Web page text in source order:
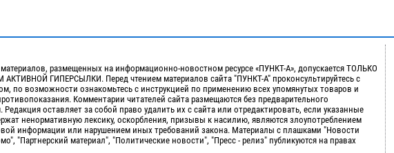
размещенных на информационно-новостном ресурсе «ПУНКТ-А», допускается ТОЛЬКО
ГИПЕРСЫЛКИ. Перед чтением материалов сайта "ПУНКТ-А" проконсультируйтесь с
по возможности ознакомьтесь с инструкцией по применению всех упомянутых товаров и
Комментарии читателей сайта размещаются без предварительного
Редакция оставляет за собой право удалить их с сайта или отредактировать, если указанные
ненормативную лексику, оскорбления, призывы к насилию, являются злоупотреблением
информации или нарушением иных требований закона. Материалы с плашками "Новости
"Партнерский материал", "Политические новости", "Пресс - релиз" публикуются на правах